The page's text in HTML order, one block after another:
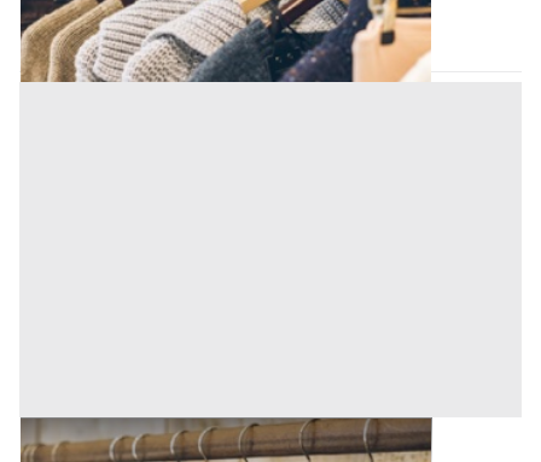
Codice asta:619736fb
Asta chiusa
Capi Vestiari all'asta a Padova